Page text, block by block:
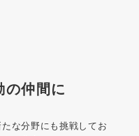
の仲間に
な分野にも挑戦してお